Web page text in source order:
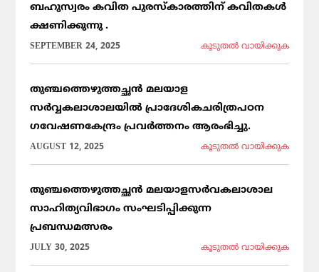
ബഹുസ്വരം കവിത പുരസ്കാരത്തിന് കവിതകൾ
ക്ഷണിക്കുന്നു .
SEPTEMBER 24, 2025 കൂടുതല്‍ വായിക്കുക
തുഞ്ചത്തെഴുത്തച്ഛൻ മലയാള
സർവ്വകലാശാലയിൽ പ്രാദേശികചരിത്രപഠന
ഗവേഷണകേന്ദ്രം പ്രവർത്തനം ആരംഭിച്ചു.
AUGUST 12, 2025 കൂടുതല്‍ വായിക്കുക
തുഞ്ചത്തെഴുത്തച്ഛൻ മലയാളസർവകലാശാല
സാഹിത്യവിഭാഗം സംഘടിപ്പിക്കുന്ന
പ്രബന്ധമത്സരം
JULY 30, 2025 കൂടുതല്‍ വായിക്കുക